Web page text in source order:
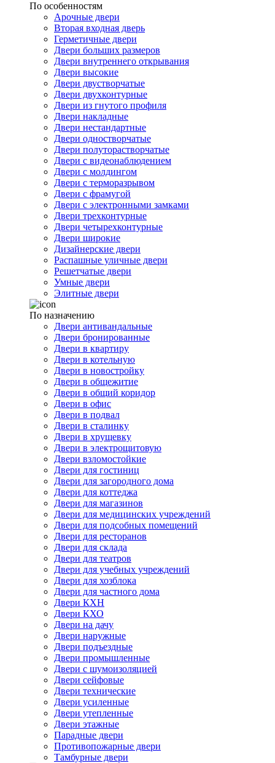
По особенностям
Арочные двери
Вторая входная дверь
Герметичные двери
Двери больших размеров
Двери внутреннего открывания
Двери высокие
Двери двустворчатые
Двери двухконтурные
Двери из гнутого профиля
Двери накладные
Двери нестандартные
Двери одностворчатые
Двери полуторастворчатые
Двери с видеонаблюдением
Двери с молдингом
Двери с терморазрывом
Двери с фрамугой
Двери с электронными замками
Двери трехконтурные
Двери четырехконтурные
Двери широкие
Дизайнерские двери
Распашные уличные двери
Решетчатые двери
Умные двери
Элитные двери
По назначению
Двери антивандальные
Двери бронированные
Двери в квартиру
Двери в котельную
Двери в новостройку
Двери в общежитие
Двери в общий коридор
Двери в офис
Двери в подвал
Двери в сталинку
Двери в хрущевку
Двери в электрощитовую
Двери взломостойкие
Двери для гостиниц
Двери для загородного дома
Двери для коттеджа
Двери для магазинов
Двери для медицинских учреждений
Двери для подсобных помещений
Двери для ресторанов
Двери для склада
Двери для театров
Двери для учебных учреждений
Двери для хозблока
Двери для частного дома
Двери КХН
Двери КХО
Двери на дачу
Двери наружные
Двери подъездные
Двери промышленные
Двери с шумоизоляцией
Двери сейфовые
Двери технические
Двери усиленные
Двери утепленные
Двери этажные
Парадные двери
Противопожарные двери
Тамбурные двери